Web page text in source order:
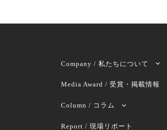
Company / 私たちについて
Media Award / 受賞・掲載情報
Column / コラム
Report / 現場リポート